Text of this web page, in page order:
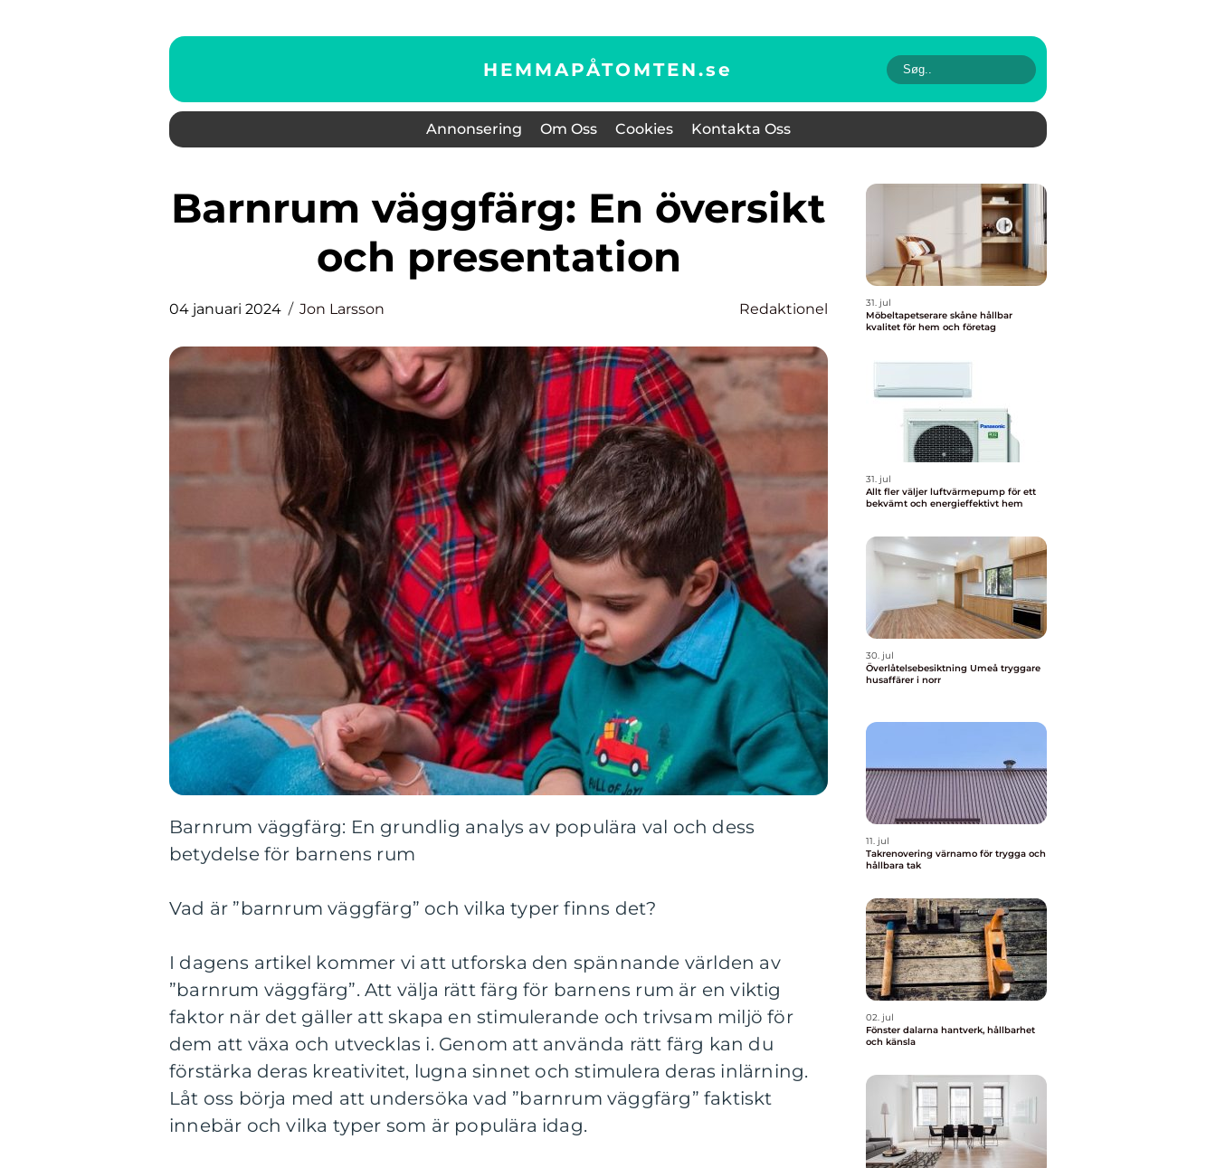
HEMMAPÅTOMTEN.se
Annonsering Om Oss Cookies Kontakta Oss
Barnrum väggfärg: En översikt
och presentation
04 januari 2024 Jon Larsson Redaktionel
Barnrum väggfärg: En grundlig analys av populära val och dess
betydelse för barnens rum
Vad är ”barnrum väggfärg” och vilka typer finns det?
I dagens artikel kommer vi att utforska den spännande världen av
”barnrum väggfärg”. Att välja rätt färg för barnens rum är en viktig
faktor när det gäller att skapa en stimulerande och trivsam miljö för
dem att växa och utvecklas i. Genom att använda rätt färg kan du
förstärka deras kreativitet, lugna sinnet och stimulera deras inlärning.
Låt oss börja med att undersöka vad ”barnrum väggfärg” faktiskt
innebär och vilka typer som är populära idag.
31. jul
Möbeltapetserare skåne hållbar
kvalitet för hem och företag
31. jul
Allt fler väljer luftvärmepump för ett
bekvämt och energieffektivt hem
30. jul
Överlåtelsebesiktning Umeå tryggare
husaffärer i norr
11. jul
Takrenovering värnamo för trygga och
hållbara tak
02. jul
Fönster dalarna hantverk, hållbarhet
och känsla